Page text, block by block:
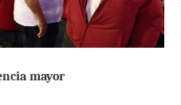
mayor